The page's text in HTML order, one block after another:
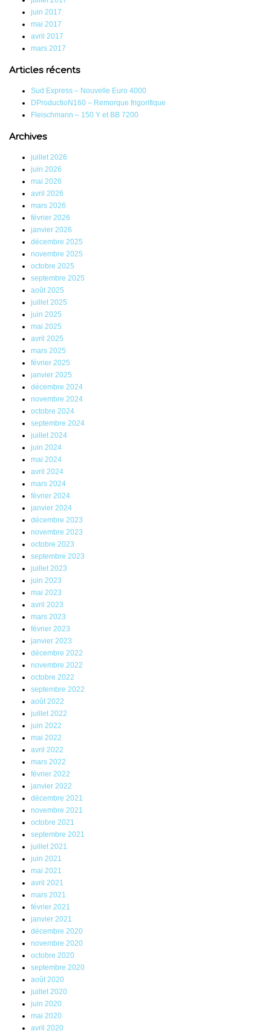
juin 2017
mai 2017
avril 2017
mars 2017
Articles récents
Sud Express – Nouvelle Euro 4000
DProductioN160 – Remorque frigorifique
Fleischmann – 150 Y et BB 7200
Archives
juillet 2026
juin 2026
mai 2026
avril 2026
mars 2026
février 2026
janvier 2026
décembre 2025
novembre 2025
octobre 2025
septembre 2025
août 2025
juillet 2025
juin 2025
mai 2025
avril 2025
mars 2025
février 2025
janvier 2025
décembre 2024
novembre 2024
octobre 2024
septembre 2024
juillet 2024
juin 2024
mai 2024
avril 2024
mars 2024
février 2024
janvier 2024
décembre 2023
novembre 2023
octobre 2023
septembre 2023
juillet 2023
juin 2023
mai 2023
avril 2023
mars 2023
février 2023
janvier 2023
décembre 2022
novembre 2022
octobre 2022
septembre 2022
août 2022
juillet 2022
juin 2022
mai 2022
avril 2022
mars 2022
février 2022
janvier 2022
décembre 2021
novembre 2021
octobre 2021
septembre 2021
juillet 2021
juin 2021
mai 2021
avril 2021
mars 2021
février 2021
janvier 2021
décembre 2020
novembre 2020
octobre 2020
septembre 2020
août 2020
juillet 2020
juin 2020
mai 2020
avril 2020